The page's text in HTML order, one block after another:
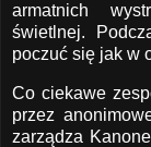
armatnich
świetlnej.
poczuć się jak w
Co ciekawe
przez
zarządza